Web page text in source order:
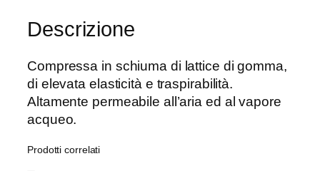
S
H
I
U
M
Descrizione
Compressa in schiuma di lattice di gomma,
di elevata elasticità e traspirabilità.
Altamente permeabile all’aria ed al vapore
acqueo.
Prodotti correlati